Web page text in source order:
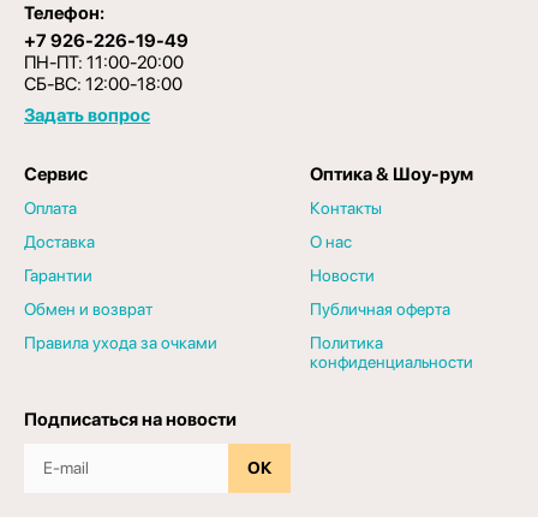
Телефон:
+7 926-226-19-49
ПН-ПТ: 11:00-20:00
СБ-ВС: 12:00-18:00
Задать вопрос
Сервис
Оплата
Доставка
Гарантии
Обмен и возврат
Правила ухода за очками
Оптика & Шоу-рум
Контакты
О нас
Новости
Публичная оферта
Политика
конфиденциальности
Подписаться на новости
ОК